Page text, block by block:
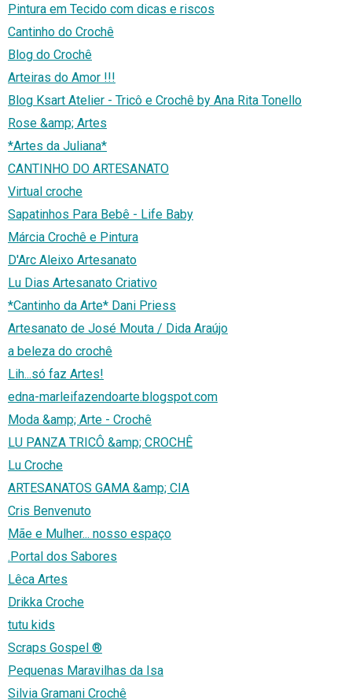
Pintura em Tecido com dicas e riscos
Cantinho do Crochê
Blog do Crochê
Arteiras do Amor !!!
Blog Ksart Atelier - Tricô e Crochê by Ana Rita Tonello
Rose &amp; Artes
*Artes da Juliana*
CANTINHO DO ARTESANATO
Virtual croche
Sapatinhos Para Bebê - Life Baby
Márcia Crochê e Pintura
D'Arc Aleixo Artesanato
Lu Dias Artesanato Criativo
*Cantinho da Arte* Dani Priess
Artesanato de José Mouta / Dida Araújo
a beleza do crochê
Lih...só faz Artes!
edna-marleifazendoarte.blogspot.com
Moda &amp; Arte - Crochê
LU PANZA TRICÔ &amp; CROCHÊ
Lu Croche
ARTESANATOS GAMA &amp; CIA
Cris Benvenuto
Mãe e Mulher... nosso espaço
.Portal dos Sabores
Lêca Artes
Drikka Croche
tutu kids
Scraps Gospel ®
Pequenas Maravilhas da Isa
Silvia Gramani Crochê